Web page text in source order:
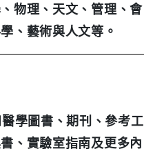
物理、天文、管理、會
、藝術與人文等。
學圖書、期刊、參考工
、實驗室指南及更多內